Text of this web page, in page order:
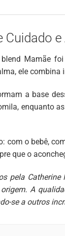
Mamãe
ele
a base
enquanto
com o bebê,
que o
pela
A
se a outros